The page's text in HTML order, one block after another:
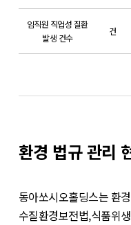
임직원 직업성 질환
발생 건수
건
환경 법규 관리
동아쏘시오홀딩스는 환
수질환경보전법,식품위